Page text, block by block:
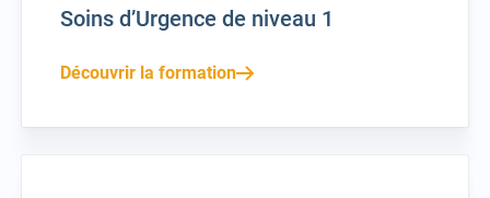
Soins d’Urgence de niveau 1
Découvrir la formation